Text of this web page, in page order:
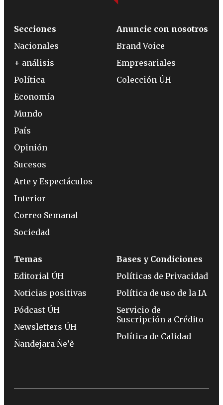
Secciones
Nacionales
+ análisis
Política
Economía
Mundo
País
Opinión
Sucesos
Arte y Espectáculos
Interior
Correo Semanal
Sociedad
Anuncie con nosotros
Brand Voice
Empresariales
Colección ÚH
Temas
Editorial ÚH
Noticias positivas
Pódcast ÚH
Newsletters ÚH
Ñandejara Ñe’ẽ
Bases y Condiciones
Políticas de Privacidad
Política de uso de la IA
Servicio de
Suscripción a Crédito
Política de Calidad